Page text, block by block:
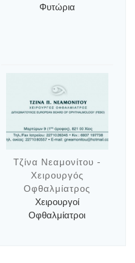
Φυτώρια
Τζίνα Νεαμονίτου -
Χειρουργός
Οφθαλμίατρος
Χειρουργοί
Οφθαλμίατροι